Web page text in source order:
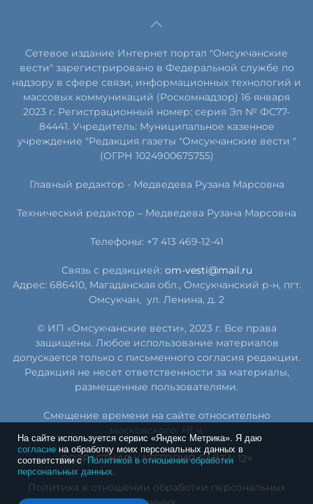
На сайте используется сервис «Яндекс Метрика». Я даю
согласие на обработку моих персональных данных в
соответствии сПолитикой в отношении обработки
персональных данных.
Сетевое издание Интернет портал "Омсукчанские
вести" зарегистрировано в Федеральной службе по
надзору в сфере связи, информационных технологий и
массовых коммуникаций (Роскомнадзор) 16 января
2023 г. Регистрационный номер: серия Эл № ФС77-
84441. Учредитель: Муниципальное казенное
учреждение "Редакция газеты "Омсукчанские вести "
(ОГРН 1024900675755)
Главный редактор - Медведева Рузана Марсовна
Технический редактор – Медведева Рузана Марсовна
Телефоны: +7 413 469-12-41
Связь с редакцией: om-vesti@mail.ru
Адрес: 686410, Магаданская обл., Омсукчанский р-н, пгт.
Омсукчан, ул. Ленина, д. 2
© ИП «Омсукчанские вести», 2023 г. Все права
защищены. Любое использование материалов
допускается только с письменного согласия редакции.
Редакция не несет ответственности за материалы,
размещенные пользователями.
Смещение времени на сайте относительно
московского: +8 ч.
ВОЗРАСТНАЯ КАТЕГОРИЯ САЙТА: 12+
Политика в отношении обработки персональных